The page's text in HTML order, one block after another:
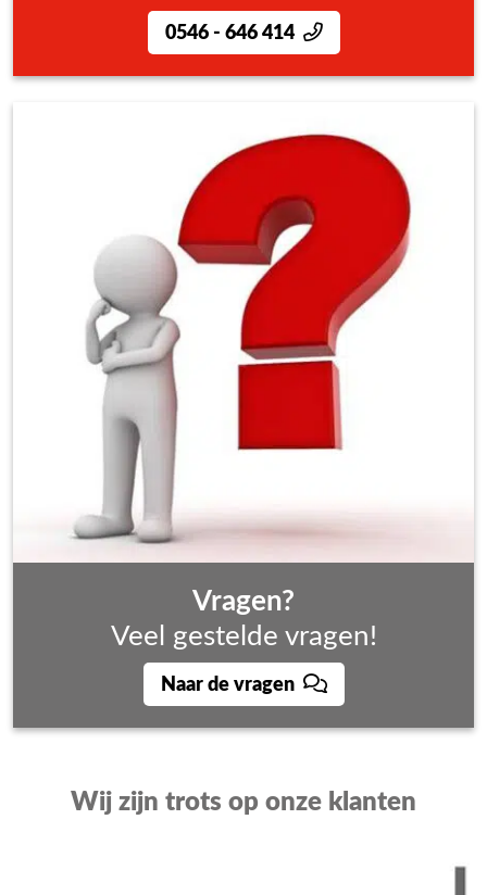
0546 - 646 414
Vragen?
Veel gestelde vragen!
Naar de vragen
Wij zijn trots op onze klanten